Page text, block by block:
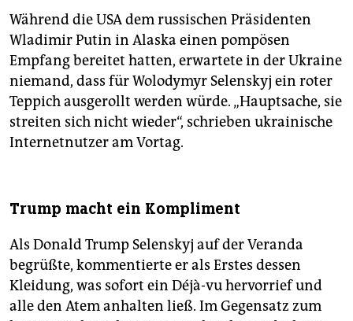
Während die USA dem russischen Präsidenten
Wladimir Putin in Alaska ­einen pompösen
Empfang bereitet hatten, erwartete in der Ukraine
niemand, dass für Wolodymyr Selenskyj ein roter
Teppich ausgerollt werden würde. „Hauptsache, sie
streiten sich nicht wieder“, schrieben ukrai­nische
Internetnutzer am Vortag.
Trump macht ein Kompliment
Als Donald Trump Selenskyj auf der Veranda
begrüßte, kommentierte er als Erstes dessen
Kleidung, was sofort ein Déjà-vu hervorrief und
alle den Atem anhalten ließ. Im Gegensatz zum